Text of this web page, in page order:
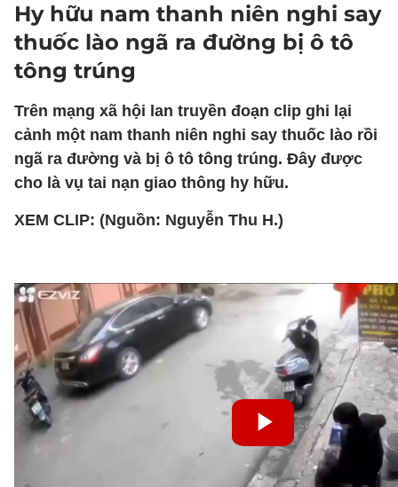
Hy hữu nam thanh niên nghi say
thuốc lào ngã ra đường bị ô tô
tông trúng
Trên mạng xã hội lan truyền đoạn clip ghi lại
cảnh một nam thanh niên nghi say thuốc lào rồi
ngã ra đường và bị ô tô tông trúng. Đây được
cho là vụ tai nạn giao thông hy hữu.
XEM CLIP: (Nguồn: Nguyễn Thu H.)